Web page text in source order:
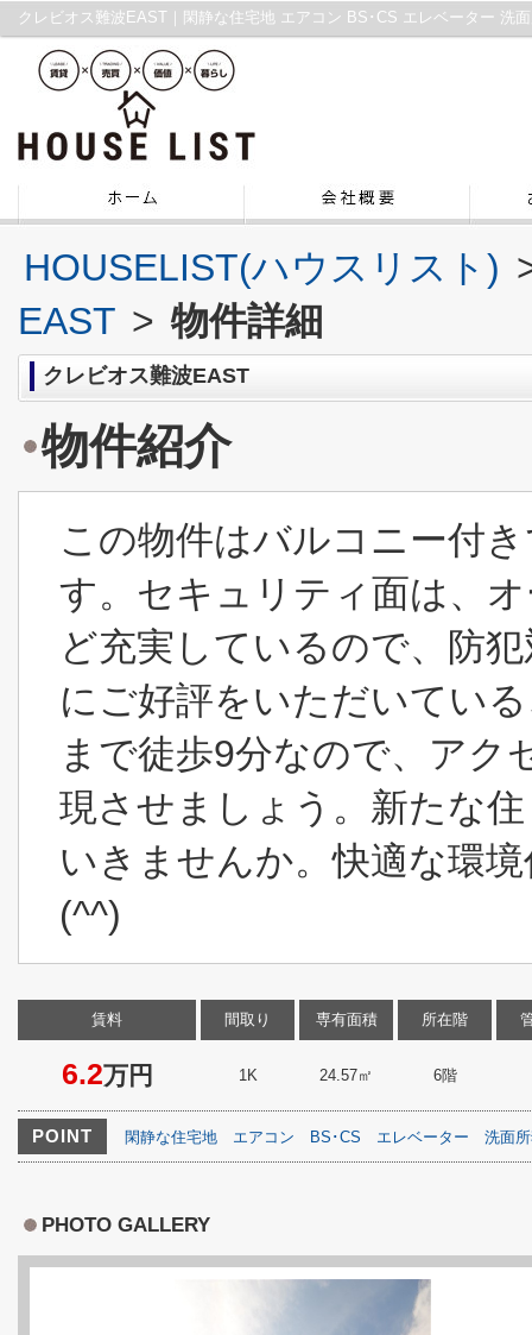
HOUSELIST(ハウスリスト)
EAST > 物件詳細
クレビオス難波EAST
物件紹介
この物件はバルコニー付
す。セキュリティ面は、
ど充実しているので、防
にご好評をいただいてい
まで徒歩9分なので、アク
現させましょう。新たな
いきませんか。快適な環
(^^)
賃料
6.2万円
間取り
1K
専有面積
24.57㎡
所在階
6階
POINT 閑静な住宅地 エアコン BS･CS エレベーター 洗面
PHOTO GALLERY